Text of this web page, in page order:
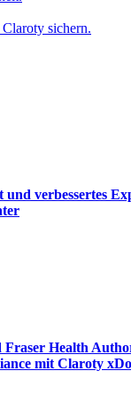
sichern.
verbessertes
Fraser Health
mit Claroty